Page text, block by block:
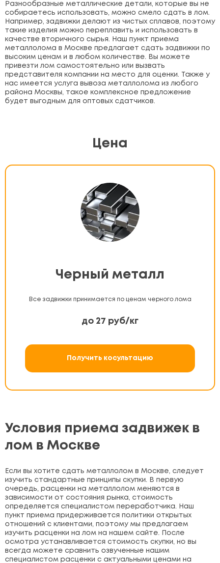
Разнообразные металлические детали, которые вы не
собираетесь использовать, можно смело сдать в лом.
Например, задвижки делают из чистых сплавов, поэтому
такие изделия можно переплавить и использовать в
качестве вторичного сырья. Наш пункт приема
металлолома в Москве предлагает сдать задвижки по
высоким ценам и в любом количестве. Вы можете
привезти лом самостоятельно или вызвать
представителя компании на место для оценки. Также у
нас имеется услуга вывоза металлолома из любого
района Москвы, такое комплексное предложение
будет выгодным для оптовых сдатчиков.
Цена
Черный металл
Все задвижки принимается по ценам черного лома
до 27 руб/кг
Получить косультацию
Условия приема задвижек в
лом в Москве
Если вы хотите сдать металлолом в Москве, следует
изучить стандартные принципы скупки. В первую
очередь, расценки на металлолом меняются в
зависимости от состояния рынка, стоимость
определяется специалистом переработчика. Наш
пункт приема придерживается политики открытых
отношений с клиентами, поэтому мы предлагаем
изучить расценки на лом на нашем сайте. После
осмотра устанавливается стоимость скупки, но вы
всегда можете сравнить озвученные нашим
специалистом расценки с актуальными ценами на